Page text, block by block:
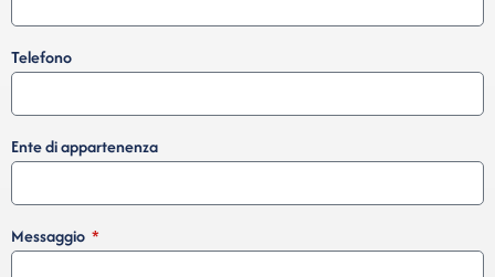
Telefono
Ente di appartenenza
Messaggio